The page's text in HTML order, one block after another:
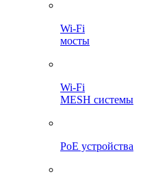
Wi-Fi
мосты
Wi-Fi
MESH системы
PoE устройства